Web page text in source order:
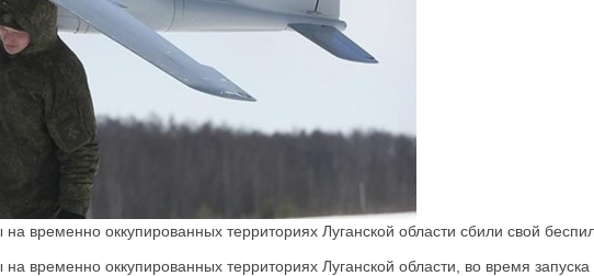
временно оккупированных территориях Луганской области сбили свой
временно оккупированных территориях Луганской области, во время